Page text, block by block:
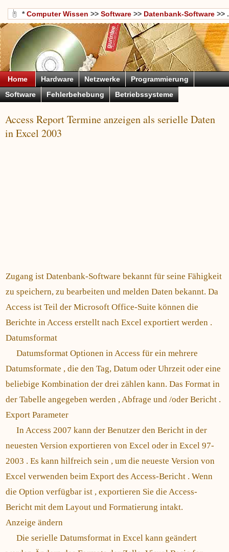
*Computer Wissen >> Software >> Datenbank-Software >> .
Home Hardware Netzwerke
Programmierung
Software
Fehlerbehebung Betriebssysteme
Access Report Termine anzeigen als serielle Daten
in Excel 2003
Zugang ist Datenbank-Software bekannt für seine Fähigkeit
zu speichern, zu bearbeiten und melden Daten bekannt. Da
Access ist Teil der Microsoft Office-Suite können die
Berichte in Access erstellt nach Excel exportiert werden .
Datumsformat
Datumsformat Optionen in Access für ein mehrere
Datumsformate , die den Tag, Datum oder Uhrzeit oder eine
beliebige Kombination der drei zählen kann. Das Format in
der Tabelle angegeben werden , Abfrage und /oder Bericht .
Export Parameter
In Access 2007 kann der Benutzer den Bericht in der
neuesten Version exportieren von Excel oder in Excel 97-
2003 . Es kann hilfreich sein , um die neueste Version von
Excel verwenden beim Export des Access-Bericht . Wenn
die Option verfügbar ist , exportieren Sie die Access-
Bericht mit dem Layout und Formatierung intakt.
Anzeige ändern
Die serielle Datumsformat in Excel kann geändert